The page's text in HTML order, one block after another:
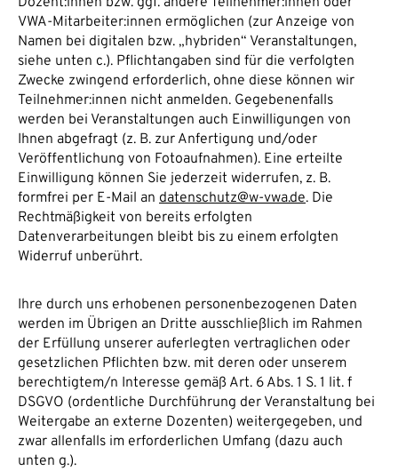
VWA-Mitarbeiter:innen ermöglichen (zur Anzeige von
Namen bei digitalen bzw. „hybriden“ Veranstaltungen,
siehe unten c.). Pflichtangaben sind für die verfolgten
Zwecke zwingend erforderlich, ohne diese können wir
Teilnehmer:innen nicht anmelden. Gegebenenfalls
werden bei Veranstaltungen auch Einwilligungen von
Ihnen abgefragt (z. B. zur Anfertigung und/oder
Veröffentlichung von Fotoaufnahmen). Eine erteilte
Einwilligung können Sie jederzeit widerrufen, z. B.
formfrei per E-Mail an datenschutz@w-vwa.de. Die
Rechtmäßigkeit von bereits erfolgten
Datenverarbeitungen bleibt bis zu einem erfolgten
Widerruf unberührt.
Ihre durch uns erhobenen personenbezogenen Daten
werden im Übrigen an Dritte ausschließlich im Rahmen
der Erfüllung unserer auferlegten vertraglichen oder
gesetzlichen Pflichten bzw. mit deren oder unserem
berechtigtem/n Interesse gemäß Art. 6 Abs. 1 S. 1 lit. f
DSGVO (ordentliche Durchführung der Veranstaltung bei
Weitergabe an externe Dozenten) weitergegeben, und
zwar allenfalls im erforderlichen Umfang (dazu auch
unten g.).